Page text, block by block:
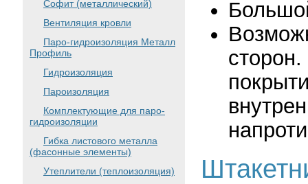
Софит (металлический)
Вентиляция кровли
Паро-гидроизоляция Металл
Профиль
Гидроизоляция
Пароизоляция
Комплектующие для паро-
гидроизоляции
Гибка листового металла
(фасонные элементы)
Утеплители (теплоизоляция)